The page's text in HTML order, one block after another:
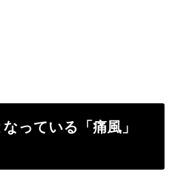
っている「痛風」